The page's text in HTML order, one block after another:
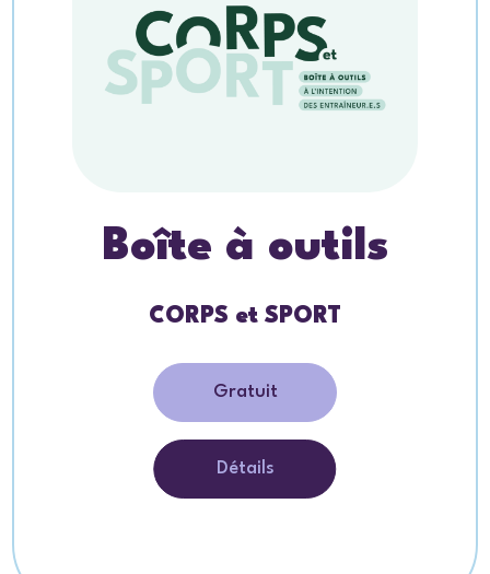
Boîte à outils
CORPS et SPORT
Gratuit
Détails